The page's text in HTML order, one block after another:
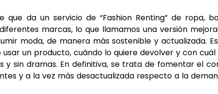
da un servicio de “Fashion Renting” de ropa,
marcas, lo que llamamos una versión
moda, de manera más sostenible y actualizada.
un producto, cuándo lo quiere devolver y con cuál
y sin dramas. En definitiva, se trata de fomentar el
y a la vez más desactualizada respecto a la